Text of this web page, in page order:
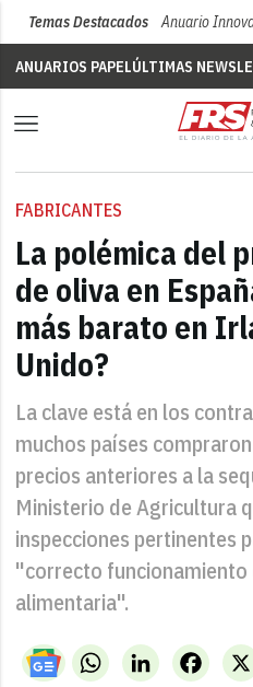
Temas Destacados Anuario
ANUARIOS PAPELÚLTIMAS
FABRICANTES
La polémica del
de oliva en
más barato en
Unido?
La clave está en los
muchos países
precios anteriores a la
Ministerio de Agricultura
inspecciones pertinentes
"correcto funcionamiento
alimentaria".
WhatsAppLinkedIn